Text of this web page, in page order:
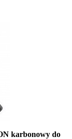
karbonowy do